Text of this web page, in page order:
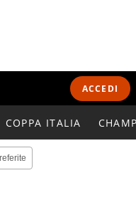
ACCEDI
COPPA ITALIA